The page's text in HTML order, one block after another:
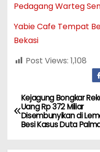
Pedagang Warteg
Yabie Cafe Tempat
Bekasi
Post Views: 1,108
N
a
Kejagung Bongkar
Uang Rp 372 Miliar
Disembunyikan di
Besi Kasus Duta